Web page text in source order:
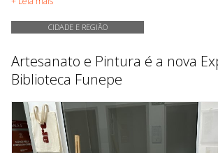
CIDADE E REGIÃO
Artesanato e Pintura é a nova
Biblioteca Funepe